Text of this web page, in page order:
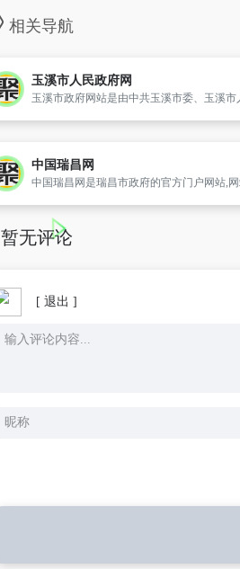
相关导航
玉溪市人民政府网
中国瑞昌网
暂无评论
[ 退出 ]